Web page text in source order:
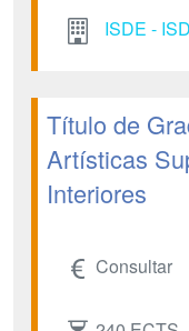
ISDE -
Título de
Artísticas
Interiores
Consultar